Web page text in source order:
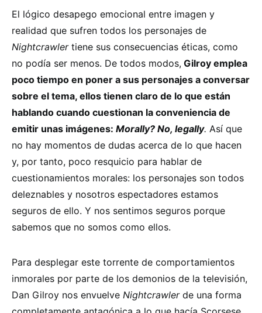
El lógico desapego emocional entre imagen y
realidad que sufren todos los personajes de
Nightcrawler tiene sus consecuencias éticas, como
no podía ser menos. De todos modos, Gilroy emplea
poco tiempo en poner a sus personajes a conversar
sobre el tema, ellos tienen claro de lo que están
hablando cuando cuestionan la conveniencia de
emitir unas imágenes: Morally? No, legally. Así que
no hay momentos de dudas acerca de lo que hacen
y, por tanto, poco resquicio para hablar de
cuestionamientos morales: los personajes son todos
deleznables y nosotros espectadores estamos
seguros de ello. Y nos sentimos seguros porque
sabemos que no somos como ellos.
Para desplegar este torrente de comportamientos
inmorales por parte de los demonios de la televisión,
Dan Gilroy nos envuelve Nightcrawler de una forma